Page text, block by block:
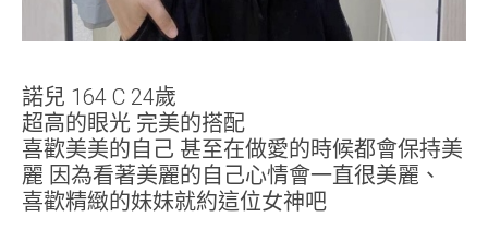
諾兒 164 C 24歲
超高的眼光 完美的搭配
喜歡美美的自己 甚至在做愛的時候都會保持美
麗 因為看著美麗的自己心情會一直很美麗、
喜歡精緻的妹妹就約這位女神吧